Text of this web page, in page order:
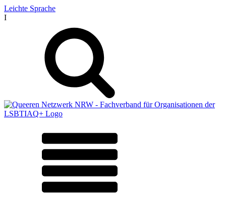
Leichte Sprache
I